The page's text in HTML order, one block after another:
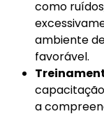
como
ambiente
favorável.
a